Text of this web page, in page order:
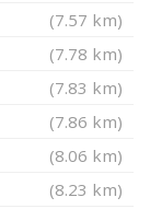
(7.57 km)
(7.78 km)
(7.83 km)
(7.86 km)
(8.06 km)
(8.23 km)